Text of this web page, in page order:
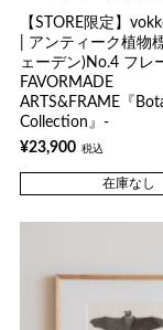
【STORE限定】
| アンティーク植物
ェーデン)No.4 フレ
FAVORMADE
ARTS&FRAME『
Collection』-
¥23,900 税込
在庫なし